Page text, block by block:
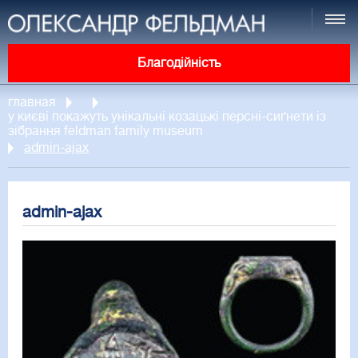
Благодійність
главная
у києві покажуть унікальні козацькі персні-сиґнети із
зібрання feldman family museum
admin-ajax
admin-ajax